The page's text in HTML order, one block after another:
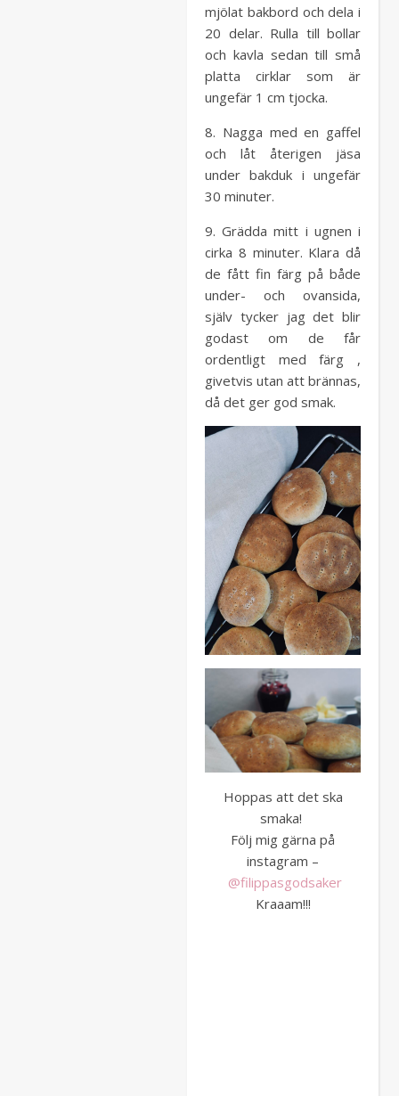
mjölat bakbord och dela i
20 delar. Rulla till bollar
och kavla sedan till små
platta cirklar som är
ungefär 1 cm tjocka.
8. Nagga med en gaffel
och låt återigen jäsa
under bakduk i ungefär
30 minuter.
9. Grädda mitt i ugnen i
cirka 8 minuter. Klara då
de fått fin färg på både
under- och ovansida,
själv tycker jag det blir
godast om de får
ordentligt med färg ,
givetvis utan att brännas,
då det ger god smak.
Hoppas att det ska
smaka!
Följ mig gärna på
instagram –
@filippasgodsaker
Kraaam!!!